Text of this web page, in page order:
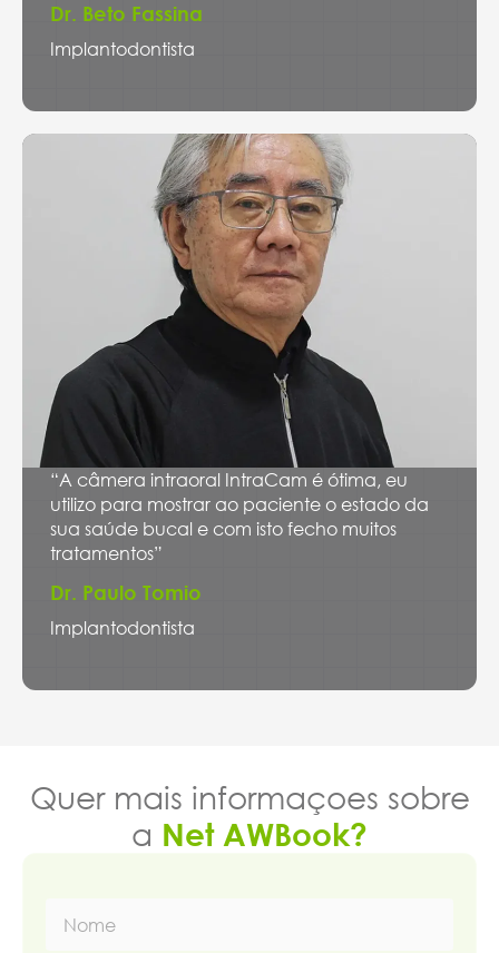
Dr. Beto Fassina
Implantodontista
“A câmera intraoral IntraCam é ótima, eu
utilizo para mostrar ao paciente o estado da
sua saúde bucal e com isto fecho muitos
tratamentos”
Dr. Paulo Tomio
Implantodontista
Quer mais informaçoes sobre
a Net AWBook?